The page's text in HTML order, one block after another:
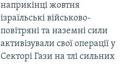
наприкінці жовтня
ізраїльські військово-
повітряні та наземні сили
активізували свої операції у
Секторі Гази на тлі сильних